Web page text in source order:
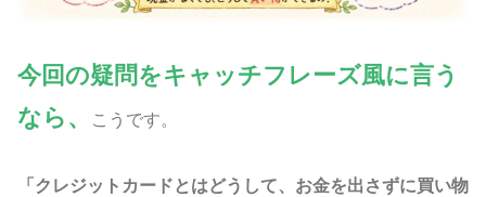
今回の疑問をキャッチフレーズ風に言う
なら、
こうです。
「クレジットカードとはどうして、お金を出さずに買い物